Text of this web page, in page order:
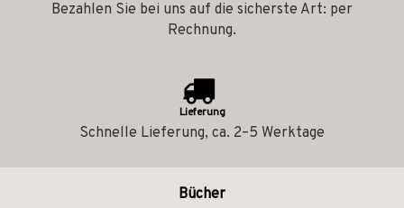
Bezahlen Sie bei uns auf die sicherste Art: per
Rechnung.
Lieferung
Schnelle Lieferung, ca. 2–5 Werktage
Bücher